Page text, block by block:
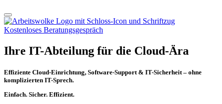
Kostenloses Beratungsgespräch
Ihre IT-Abteilung für die Cloud-Ära
Effiziente Cloud-Einrichtung, Software-Support & IT-Sicherheit – ohne
komplizierten IT-Sprech.
Einfach. Sicher. Effizient.